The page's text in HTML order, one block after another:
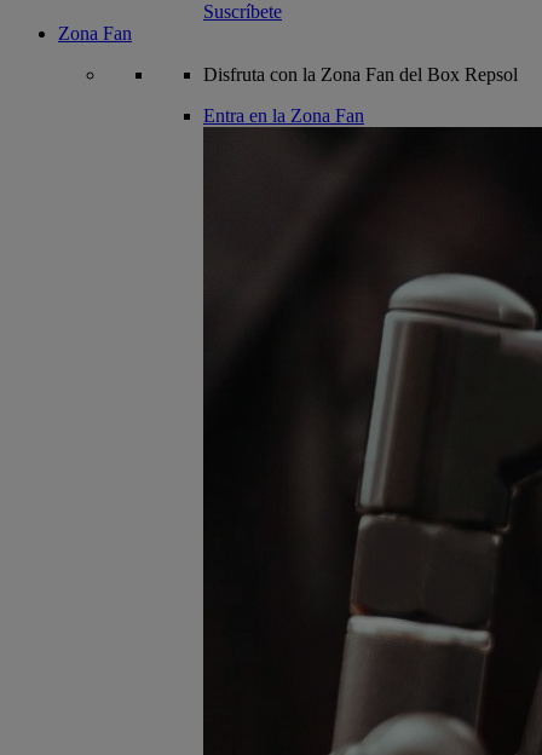
Suscríbete
Zona Fan
Disfruta con la Zona Fan del Box Repsol
Entra en la Zona Fan